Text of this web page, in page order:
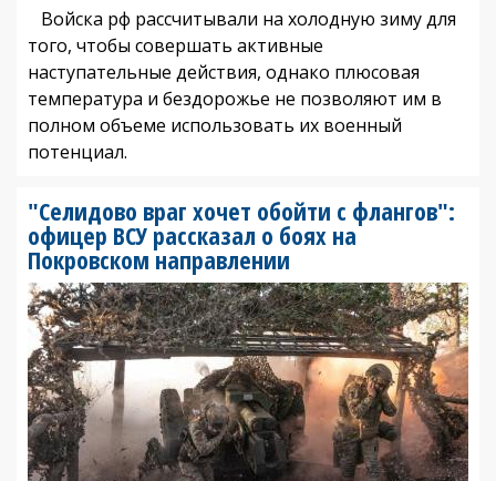
Войска рф рассчитывали на холодную зиму для
того, чтобы совершать активные
наступательные действия, однако плюсовая
температура и бездорожье не позволяют им в
полном объеме использовать их военный
потенциал.
"Селидово враг хочет обойти с флангов":
офицер ВСУ рассказал о боях на
Покровском направлении